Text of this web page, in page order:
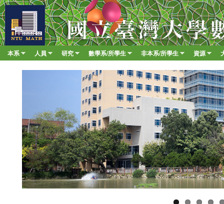
移至
臺
大
數
學Main menu
本系 人員 研究 數學系/所學生 非本系/所學生 資源